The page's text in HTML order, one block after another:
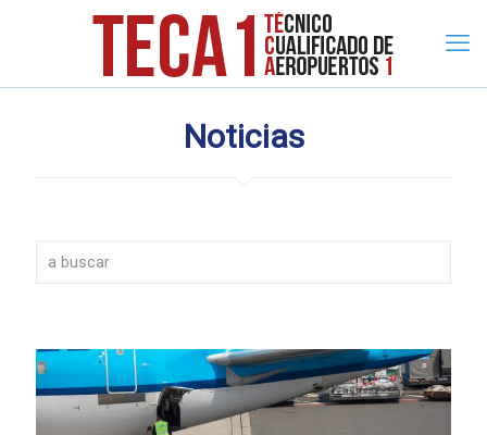
Noticias